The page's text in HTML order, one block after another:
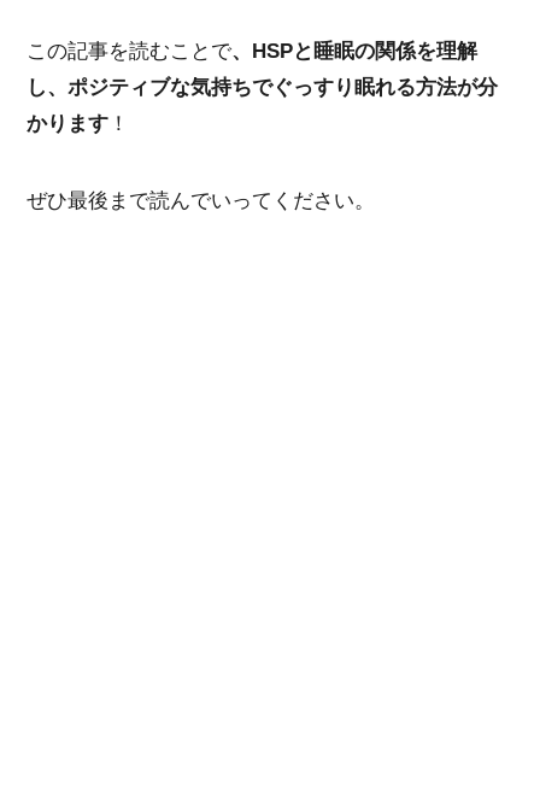
この記事を読むことで、HSPと睡眠の関係を理解
し、ポジティブな気持ちでぐっすり眠れる方法が分
かります ！
ぜひ最後まで読んでいってください。